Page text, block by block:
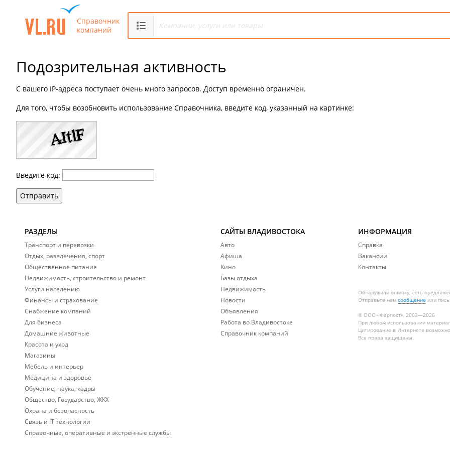
Справочник
компаний
Подозрительная активность
С вашего IP-адреса поступает очень много запросов. Доступ временно ограничен.
Для того, чтобы возобновить использование Справочника, введите код, указанный на картинке:
Введите код:
Отправить
РАЗДЕЛЫ
Транспорт и перевозки
Отдых, развлечения, спорт
Общественное питание
Недвижимость, строительство и ремонт
Услуги населению
Финансы и страхование
Снабжение компаний
Для бизнеса
Домашние животные
Красота и уход
Магазины
Мебель и интерьер
Медицина и здоровье
Обучение, наука, кадры
Общество, Государство, ЖКХ
Охрана и безопасность
Связь и IT технологии
Справочные, оперативные и экстренные службы
САЙТЫ ВЛАДИВОСТОКА
Авто
Афиша
Кино
Базы отдыха
Недвижимость
Новости
Объявления
Работа во Владивостоке
Справочник компаний
ИНФОРМАЦИЯ
Справка
Вакансии
Контакты
Обнаружили ошибку, есть
Отправьте нам сообщение или
© ООО «Фарпост», 2003—2026
При любом использовании
Цитирование в Интернете
Все права защищены.